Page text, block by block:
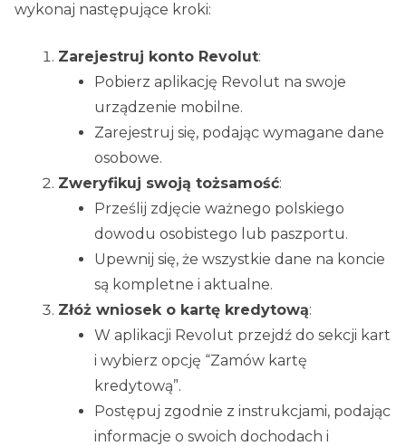
wykonaj następujące kroki:
Zarejestruj konto Revolut:
Pobierz aplikację Revolut na swoje
urządzenie mobilne.
Zarejestruj się, podając wymagane dane
osobowe.
Zweryfikuj swoją tożsamość:
Prześlij zdjęcie ważnego polskiego
dowodu osobistego lub paszportu.
Upewnij się, że wszystkie dane na koncie
są kompletne i aktualne.
Złóż wniosek o kartę kredytową:
W aplikacji Revolut przejdź do sekcji kart
i wybierz opcję “Zamów kartę
kredytową”.
Postępuj zgodnie z instrukcjami, podając
informacje o swoich dochodach i